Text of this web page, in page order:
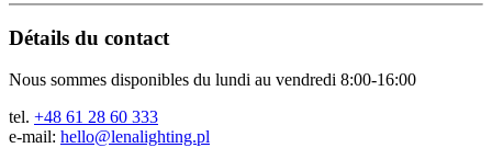
Détails du contact
Nous sommes disponibles du lundi au vendredi 8:00-16:00
tel. +48 61 28 60 333
e-mail: hello@lenalighting.pl